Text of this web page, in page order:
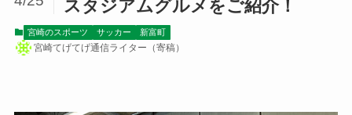
スタジアムグルメをご紹介！
宮崎のスポーツ サッカー 新富町
宮崎てげてげ通信ライター（寄稿）